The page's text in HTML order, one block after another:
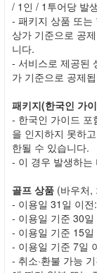
/ 1인 / 1투어당 발생
- 패키지 상품 또는
상가 기준으로 공
니다.
- 서비스로 제공된
가 기준으로 공제
패키지(한국인 가
- 한국인 가이드 포
을 인지하지 못하
한될 수 있습니다.
- 이 경우 발생하는
골프 상품 (바우처,
- 이용일 31일 이
- 이용일 기준 30
- 이용일 기준 15
- 이용일 기준 7일
- 취소·환불 가능